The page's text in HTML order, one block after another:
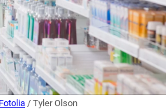
Fotolia / Tyler Olson